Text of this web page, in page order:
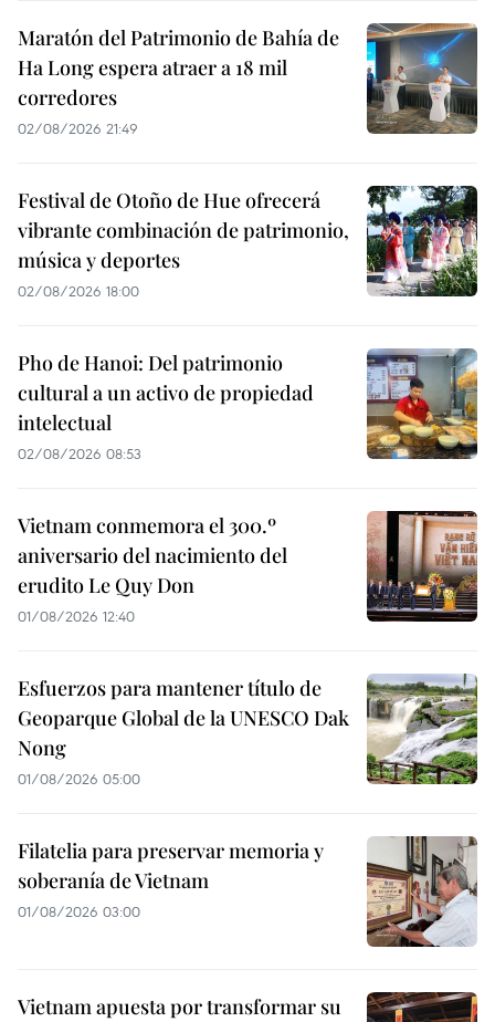
Maratón del Patrimonio de Bahía de
Ha Long espera atraer a 18 mil
corredores
02/08/2026 21:49
Festival de Otoño de Hue ofrecerá
vibrante combinación de patrimonio,
música y deportes
02/08/2026 18:00
Pho de Hanoi: Del patrimonio
cultural a un activo de propiedad
intelectual
02/08/2026 08:53
Vietnam conmemora el 300.º
aniversario del nacimiento del
erudito Le Quy Don
01/08/2026 12:40
Esfuerzos para mantener título de
Geoparque Global de la UNESCO Dak
Nong
01/08/2026 05:00
Filatelia para preservar memoria y
soberanía de Vietnam
01/08/2026 03:00
Vietnam apuesta por transformar su